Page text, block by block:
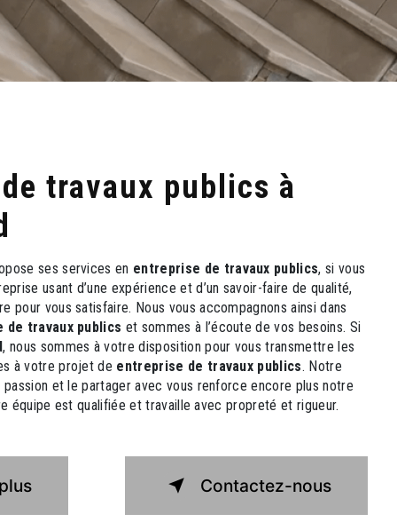
ses services en entreprise de travaux publics, si vous
usant d’une expérience et d’un savoir-faire de qualité,
pour vous satisfaire. Nous vous accompagnons ainsi dans
de travaux publics et sommes à l’écoute de vos besoins. Si
, nous sommes à votre disposition pour vous transmettre les
à votre projet de entreprise de travaux publics. Notre
et le partager avec vous renforce encore plus notre
équipe est qualifiée et travaille avec propreté et rigueur.
Contactez-nous